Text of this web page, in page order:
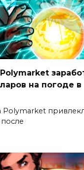
на погоде в
Polymarket